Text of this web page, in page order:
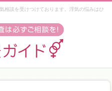
相談を受けつけております。浮気の悩みはひ